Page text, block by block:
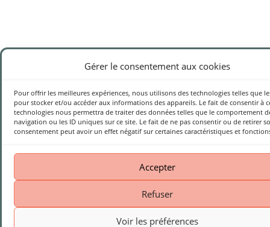
Gérer le consentement aux cookies
Pour offrir les meilleures expériences, nous utilisons des technologies telles que
pour stocker et/ou accéder aux informations des appareils. Le fait de consentir à
technologies nous permettra de traiter des données telles que le comportement
navigation ou les ID uniques sur ce site. Le fait de ne pas consentir ou de retirer
consentement peut avoir un effet négatif sur certaines caractéristiques et
Accepter
Refuser
Voir les préférences